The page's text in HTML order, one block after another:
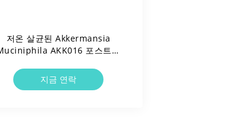
저온 살균된 Akkermansia
AKK016 포스트바
발 물질 없음/글루텐 없음/유제품
없음
지금 연락